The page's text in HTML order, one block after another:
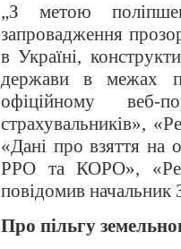
„З метою
запровадження
в Україні,
держави в межах
офіційному веб-
страхувальників»,
«Дані про взяття на
РРО та КОРО»,
повідомив
Про пільгу